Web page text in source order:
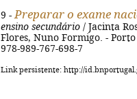
9 - Preparar o exame
ensino secundário / Jacinta
Flores, Nuno Formigo. -
978-989-767-698-7
Link persistente: http://